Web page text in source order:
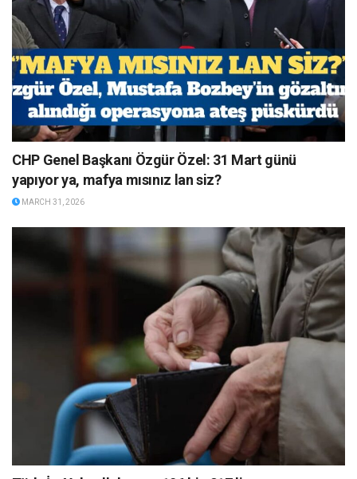
CHP Genel Başkanı Özgür Özel: 31 Mart günü
yapıyor ya, mafya mısınız lan siz?
MARCH 31, 2026